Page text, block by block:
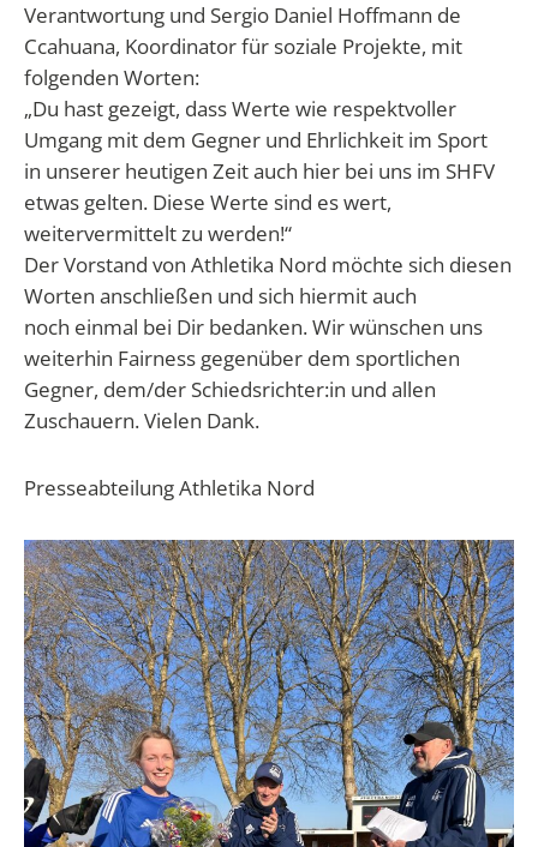
Verantwortung und Sergio Daniel Hoffmann de
Ccahuana, Koordinator für soziale Projekte, mit
folgenden Worten:
„Du hast gezeigt, dass Werte wie respektvoller
Umgang mit dem Gegner und Ehrlichkeit im Sport
in unserer heutigen Zeit auch hier bei uns im SHFV
etwas gelten. Diese Werte sind es wert,
weitervermittelt zu werden!“
Der Vorstand von Athletika Nord möchte sich diesen
Worten anschließen und sich hiermit auch
noch einmal bei Dir bedanken. Wir wünschen uns
weiterhin Fairness gegenüber dem sportlichen
Gegner, dem/der Schiedsrichter:in und allen
Zuschauern. Vielen Dank.
Presseabteilung Athletika Nord